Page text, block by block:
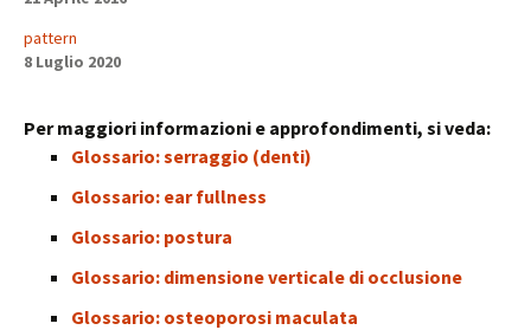
pattern
8 Luglio 2020
Per maggiori informazioni e approfondimenti, si veda:
Glossario: serraggio (denti)
Glossario: ear fullness
Glossario: postura
Glossario: dimensione verticale di occlusione
Glossario: osteoporosi maculata